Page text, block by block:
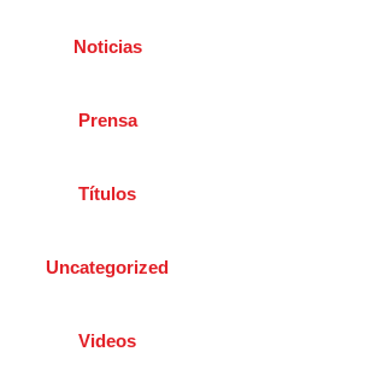
Noticias
Prensa
Títulos
Uncategorized
Videos